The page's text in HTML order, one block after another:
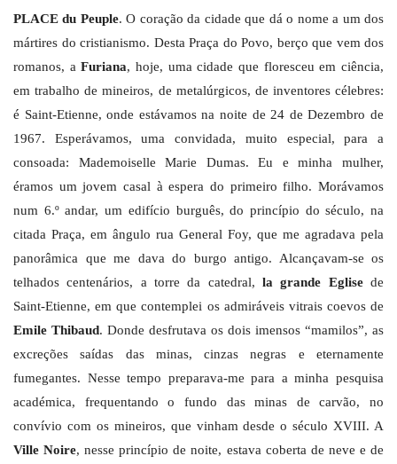
PLACE du Peuple. O coração da cidade que dá o nome a um dos
mártires do cristianismo. Desta Praça do Povo, berço que vem dos
romanos, aFuriana, hoje, uma cidade que floresceu em ciência,
em trabalho de mineiros, de metalúrgicos, de inventores célebres:
é Saint-Etienne, onde estávamos na noite de 24 de Dezembro de
1967. Esperávamos, uma convidada, muito especial, para a
consoada: Mademoiselle Marie Dumas. Eu e minha mulher,
éramos um jovem casal à espera do primeiro filho. Morávamos
num 6.º andar, um edifício burguês, do princípio do século, na
citada Praça, em ângulo rua General Foy, que me agradava pela
panorâmica que me dava do burgo antigo. Alcançavam-se os
telhados centenários, a torre da catedral, la grande Eglise de
Saint-Etienne, em que contemplei os admiráveis vitrais coevos de
Emile Thibaud. Donde desfrutava os dois imensos “mamilos”, as
excreções saídas das minas, cinzas negras e eternamente
fumegantes. Nesse tempo preparava-me para a minha pesquisa
académica, frequentando o fundo das minas de carvão, no
convívio com os mineiros, que vinham desde o século XVIII. A
Ville Noire, nesse princípio de noite, estava coberta de neve e de